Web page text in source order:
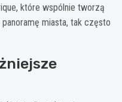
które wspólnie tworzą
miasta, tak często